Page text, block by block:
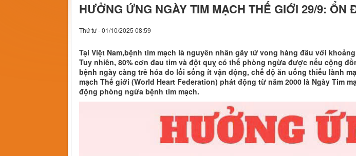
HƯỞNG ỨNG NGÀY TIM MẠCH THẾ GIỚI 29/9:
Thứ tư - 01/10/2025 08:59
Tại Việt Nam,bệnh tim mạch là nguyên nhân gây tử vong hàng đầu với
Tuy nhiên, 80% cơn đau tim và đột quỵ có thể phòng ngừa được nếu cộng
bệnh ngày càng trẻ hóa do lối sống ít vận động, chế độ ăn uống thiếu lành
mạch Thế giới (World Heart Federation) phát động từ năm 2000 là Ngày Tim
động phòng ngừa bệnh tim mạch.